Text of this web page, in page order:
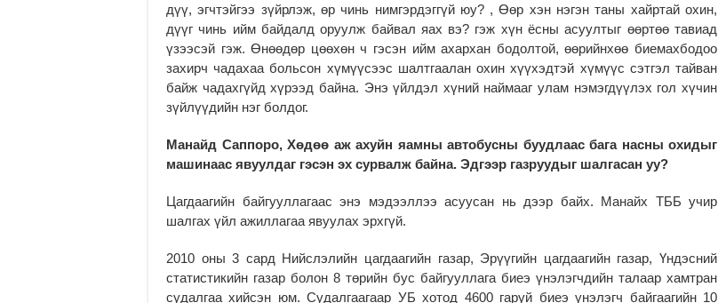
дүү, эгчтэйгээ зүйрлэж, өр чинь нимгэрдэггүй юу? , Өөр хэн нэгэн таны хайртай охин,
дүүг чинь ийм байдалд оруулж байвал яах вэ? гэж хүн ёсны асуултыг өөртөө тавиад
үзээсэй гэж. Өнөөдөр цөөхөн ч гэсэн ийм ахархан бодолтой, өөрийнхөө биемахбодоо
захирч чадахаа больсон хүмүүсээс шалтгаалан охин хүүхэдтэй хүмүүс сэтгэл тайван
байж чадахгүйд хүрээд байна. Энэ үйлдэл хүний наймааг улам нэмэгдүүлэх гол хүчин
зүйлүүдийн нэг болдог.
Манайд Саппоро, Хөдөө аж ахуйн яамны автобусны буудлаас бага насны охидыг
машинаас явуулдаг гэсэн эх сурвалж байна. Эдгээр газруудыг шалгасан уу?
Цагдаагийн байгууллагаас энэ мэдээллээ асуусан нь дээр байх. Манайх ТББ учир
шалгах үйл ажиллагаа явуулах эрхгүй.
2010 оны 3 сард Нийслэлийн цагдаагийн газар, Эрүүгийн цагдаагийн газар, Үндэсний
статистикийн газар болон 8 төрийн бус байгууллага биеэ үнэлэгчдийн талаар хамтран
судалгаа хийсэн юм. Судалгаагаар УБ хотод 4600 гаруй биеэ үнэлэгч байгаагийн 10